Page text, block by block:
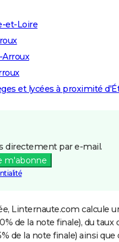
et-Loire
Arroux
et lycées à proximité
directement par e-mail.
m'abonne
Linternaute.com calcule
de la note finale), du taux
de la note finale) ainsi